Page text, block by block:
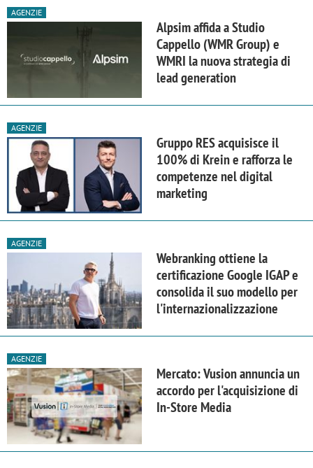
AGENZIE
Alpsim affida a Studio
Cappello (WMR Group) e
WMRI la nuova strategia di
lead generation
AGENZIE
Gruppo RES acquisisce il
100% di Krein e rafforza le
competenze nel digital
marketing
AGENZIE
Webranking ottiene la
certificazione Google IGAP e
consolida il suo modello per
l'internazionalizzazione
AGENZIE
Mercato: Vusion annuncia un
accordo per l'acquisizione di
In-Store Media